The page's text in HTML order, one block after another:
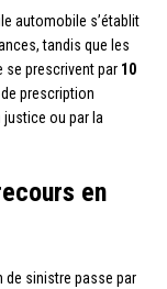
automobile s’établit
tandis que les
se prescrivent par 10
prescription
justice ou par la
en
de sinistre passe par